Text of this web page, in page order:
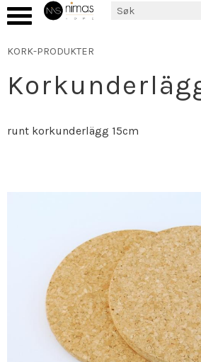
KORK-PRODUKTER
runt korkunderlägg 15cm